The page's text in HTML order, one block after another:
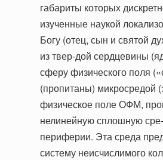
габариты которых
изученные наукой
Богу (отец, сын и святой
из твер-дой сердцевины
сферу физического поля
(пропитаны) микросредой
физическое поле ОФМ,
нелинейную сплошную
периферии. Эта среда
систему неисчислимого